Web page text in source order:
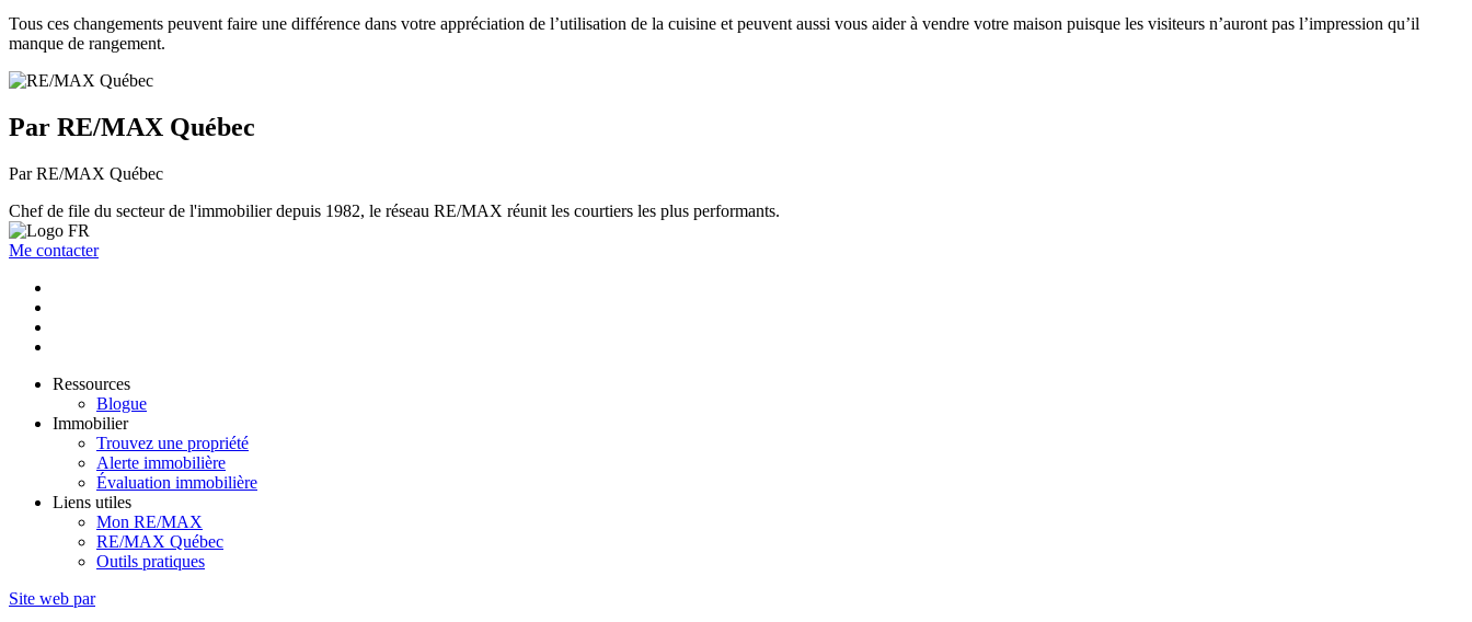
Tous ces changements peuvent faire une différence dans votre appréciation de l’utilisation de la cuisine et peuvent aussi vous aider à vendre votre maison puisque les visiteurs n’auront pas l’impression qu’il
manque de rangement.
Par RE/MAX Québec
Par RE/MAX Québec
Chef de file du secteur de l'immobilier depuis 1982, le réseau RE/MAX réunit les courtiers les plus performants.
Me contacter
Ressources
Blogue
Immobilier
Trouvez une propriété
Alerte immobilière
Évaluation immobilière
Liens utiles
Mon RE/MAX
RE/MAX Québec
Outils pratiques
Site web par